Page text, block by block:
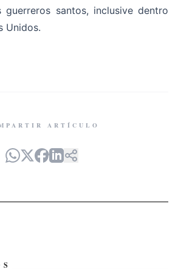
guerreros santos, inclusive dentro
Unidos.
ARTÍCULO